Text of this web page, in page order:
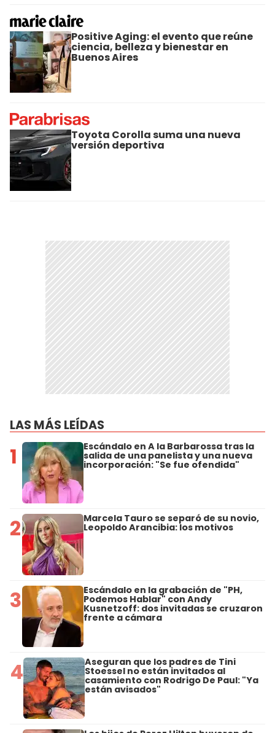
Positive Aging: el evento que reúne
ciencia, belleza y bienestar en
Buenos Aires
Toyota Corolla suma una nueva
versión deportiva
LAS MÁS LEÍDAS
1 Escándalo en A la Barbarossa tras la
salida de una panelista y una nueva
incorporación: "Se fue ofendida"
2 Marcela Tauro se separó de su novio,
Leopoldo Arancibia: los motivos
3 Escándalo en la grabación de "PH,
Podemos Hablar" con Andy
Kusnetzoff: dos invitadas se cruzaron
frente a cámara
4 Aseguran que los padres de Tini
Stoessel no están invitados al
casamiento con Rodrigo De Paul: "Ya
están avisados"